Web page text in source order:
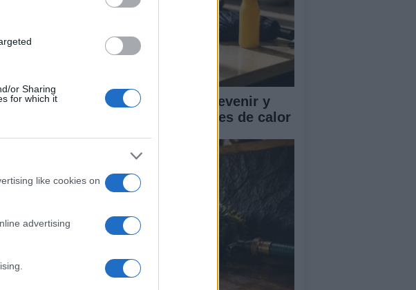
or Sharing
for which it
like cookies on
advertising
lo que
cómo
a la
Esa
o
en un
Cómo reconocer, prevenir y
actuar ante los golpes de calor